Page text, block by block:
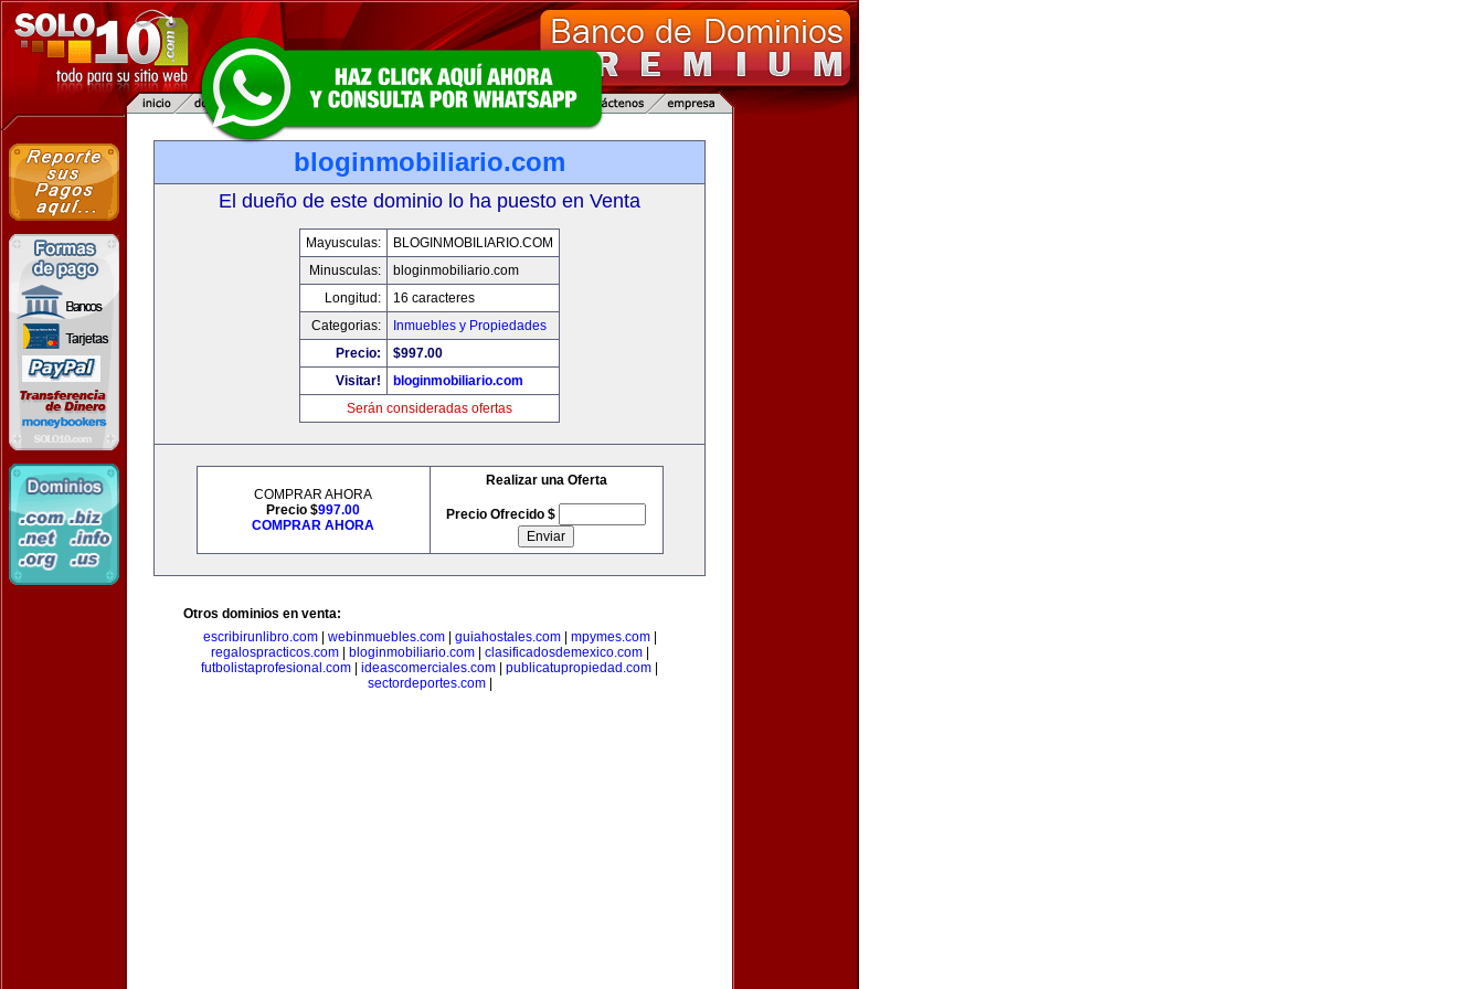
bloginmobiliario.com
El dueño de este dominio lo ha puesto en Venta
Mayusculas:
BLOGINMOBILIARIO.COM
Minusculas:
bloginmobiliario.com
Longitud:
16 caracteres
Categorias:
Inmuebles y Propiedades
Precio:
$997.00
Visitar!
bloginmobiliario.com
Serán consideradas ofertas
COMPRAR AHORA
Precio $997.00
COMPRAR AHORA
Realizar una Oferta
Precio Ofrecido $
Otros dominios en venta:
escribirunlibro.com| webinmuebles.com| guiahostales.com| mpymes.com|
regalospracticos.com| bloginmobiliario.com| clasificadosdemexico.com|
futbolistaprofesional.com
ideascomerciales.com publicatupropiedad.com
sectordeportes.com|